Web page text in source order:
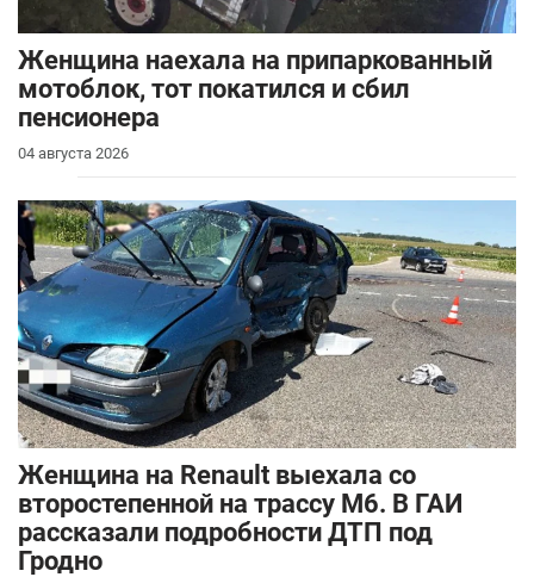
Женщина наехала на припаркованный
мотоблок, тот покатился и сбил
пенсионера
04 августа 2026
Женщина на Renault выехала со
второстепенной на трассу М6. В ГАИ
рассказали подробности ДТП под
Гродно